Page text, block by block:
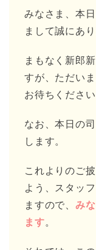
みなさま、本
まして誠にあ
まもなく新郎
すが、ただい
お待ちください
なお、本日の
します。
これよりのご
よう、スタッ
ますので、 み
ます。